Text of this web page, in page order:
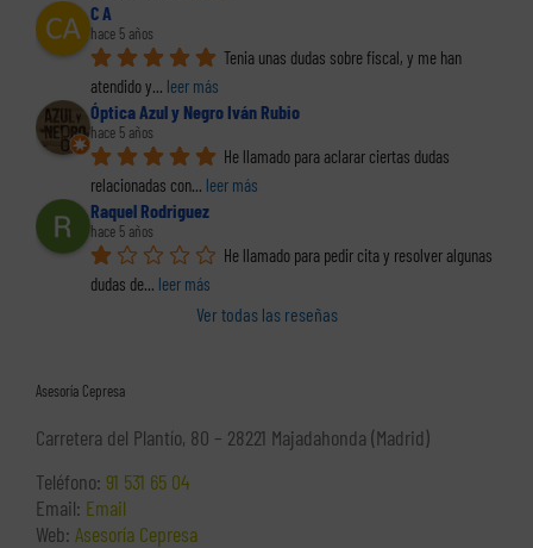
C A
hace 5 años
Tenia unas dudas sobre fiscal, y me han
atendido y... leer más
Óptica Azul y Negro Iván Rubio
hace 5 años
He llamado para aclarar ciertas dudas
relacionadas con... leer más
Raquel Rodriguez
hace 5 años
He llamado para pedir cita y resolver algunas
dudas de... leer más
Ver todas las reseñas
Asesoría Cepresa
Carretera del Plantío, 80 – 28221 Majadahonda (Madrid)
Teléfono: 91 531 65 04
Email: Email
Web: Asesoría Cepresa